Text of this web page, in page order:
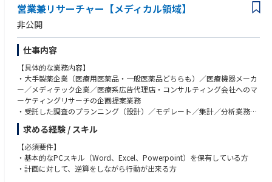
sion.
■Global Marketing Collaboration
・Serve as the primary liaison with Global Marketing for product activitie
・Adapt global strategies and promotional materials for the Japanese m
arket.
・Participate in product launch planning and global marketing meeting
s.
■Market Research
・Conduct market research to capture customer needs, market trends, a
nd competitor activities.
・Gather insights through customer visits and field activities.
・Analyze sales and market data to support strategic decisions.
・Strong background in product marketing, market research, or related
commercial functions
・Analytical mindset with strong project management skills
・Excellent communication, presentation, and interpersonal skills
・Ability to collaborate effectively with Global Marketing and cross‑functi
onal teams
・Business‑level English communication skills
・Proficiency in Microsoft Office (Excel, PowerPoint, Word)
・Self‑motivated, customer‑focused, and results‑oriented
・Strong organizational skills with the ability to manage multiple prioriti
・Team player with a proactive attitude and high level of integrity
営業兼リサーチャー【メディカル領域】
非公開
仕事内容
【具体的な業務内容】
・大手製薬企業（医療用医薬品・一般医薬品どちらも）／医療機器メーカ
ー／メディテック企業／医療系広告代理店・コンサルティング会社へのマ
ーケティングリサーチの企画提案業務
・受託した調査のプランニング（設計）／モデレート／集計／分析業務／
報告・プレゼンテーション
・各自のポジションに対応した、自身の営業戦略の立案
･プロジェクトマネジメント（受託したプロジェクトの見積りやスケジュ
ール管理 等）
※案件受注後は、社内関係部署の運用スタッフ、システムスタッフ、外部
求める経験 / スキル
【必須要件】
・基本的なPCスキル（Word、Excel、Powerpoint）を保有している方
・計画に対して、逆算をしながら行動が出来る方